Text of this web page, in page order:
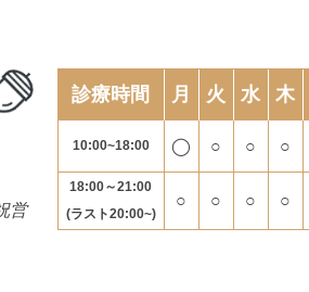
営
診療時間 月 火 水 木
10:00~18:00 ◯ ○ ○ ○
18:00～21:00
(ラスト20:00~)
○ ○ ○ ○